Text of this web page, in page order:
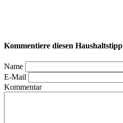
Kommentiere diesen Haushaltstipp
Name
E-Mail
Kommentar